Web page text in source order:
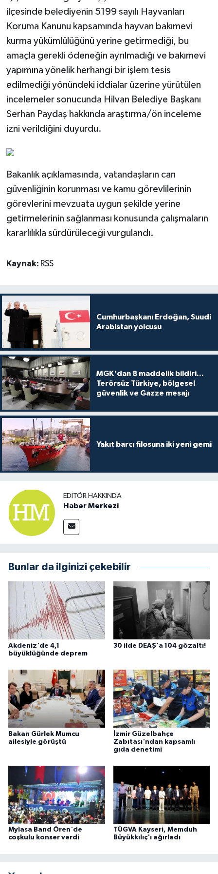
ilçesinde belediyenin 5199 sayılı Hayvanları
Koruma Kanunu kapsamında hayvan bakımevi
kurma yükümlülüğünü yerine getirmediği, bu
amaçla gerekli ödeneğin ayrılmadığı ve bakımevi
yapımına yönelik herhangi bir işlem tesis
edilmediği yönündeki iddialar üzerine yürütülen
incelemeler sonucunda Hilvan Belediye Başkanı
Serhan Paydaş hakkında araştırma/ön inceleme
izni verildiğini duyurdu.
Bakanlık açıklamasında, vatandaşların can
güvenliğinin korunması ve kamu görevlilerinin
görevlerini mevzuata uygun şekilde yerine
getirmelerinin sağlanması konusunda çalışmaların
kararlılıkla sürdürüleceği vurgulandı.
Kaynak: RSS
Cumhurbaşkanı Erdoğan, Suudi
Arabistan yolcusu
MGK'dan 8 maddelik bildiri...
Terörsüz Türkiye, bölgesel
güvenlik ve Gazze mesajı
Yakıt barcı filosuna iki yeni gemi
EDITÖR HAKKINDA
Haber Merkezi
Bunlar da ilginizi çekebilir
Akdeniz'de 4,1
büyüklüğünde deprem
30 ilde DEAŞ'a 104 gözaltı!
Bakan Gürlek Mumcu
ailesiyle görüştü
İzmir Güzelbahçe
Zabıtası'ndan kapsamlı
gıda denetimi
Mylasa Band Ören'de
coşkulu konser verdi
TÜGVA Kayseri, Memduh
Büyükkılıç'ı ağırladı